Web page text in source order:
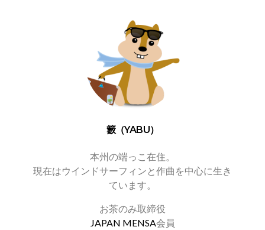
籔（YABU）
本州の端っこ在住。
現在はウインドサーフィンと作曲を中心に生き
ています。
お茶のみ取締役
JAPAN MENSA会員